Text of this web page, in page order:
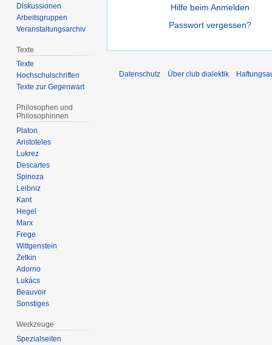
Hilfe beim Anmelden
Passwort vergessen?
Diskussionen
Arbeitsgruppen
Veranstaltungsarchiv
Texte
Texte
Hochschulschriften
Texte zur Gegenwart
Philosophen und
Philosophinnen
Platon
Aristoteles
Lukrez
Descartes
Spinoza
Leibniz
Kant
Hegel
Marx
Frege
Wittgenstein
Zetkin
Adorno
Lukács
Beauvoir
Sonstiges
Werkzeuge
Spezialseiten
Datenschutz Über club dialektik